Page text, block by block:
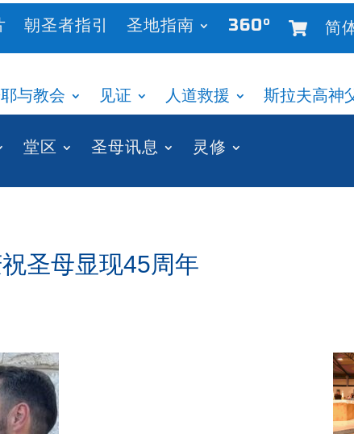
朝圣者指引 圣地指南 360° 简
与教会 见证 人道救援 斯拉夫高神
堂区 圣母讯息 灵修
圣母显现45周年